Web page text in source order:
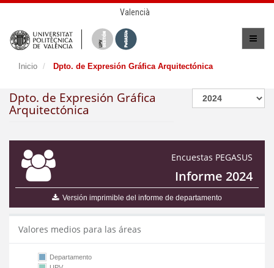
Valencià
Inicio Dpto. de Expresión Gráfica Arquitectónica
Dpto. de Expresión Gráfica
Arquitectónica
Encuestas PEGASUS
Informe 2024
Versión imprimible del informe de departamento
Valores medios para las áreas
Departamento